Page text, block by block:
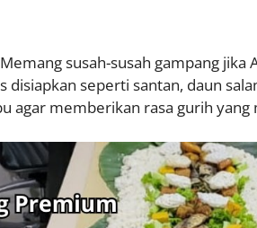
susah-susah gampang
disiapkan seperti santan, daun
agar memberikan rasa gurih yang